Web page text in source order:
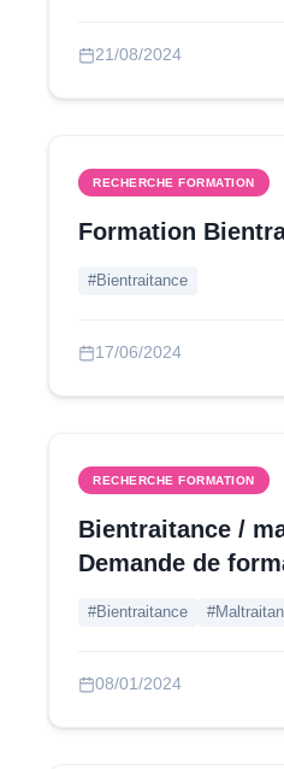
21/08/2024
RECHERCHE FORMATION
Formation
#Bientraitance
17/06/2024
RECHERCHE FORMATION
Bientraitance /
Demande de
#Bientraitance
08/01/2024